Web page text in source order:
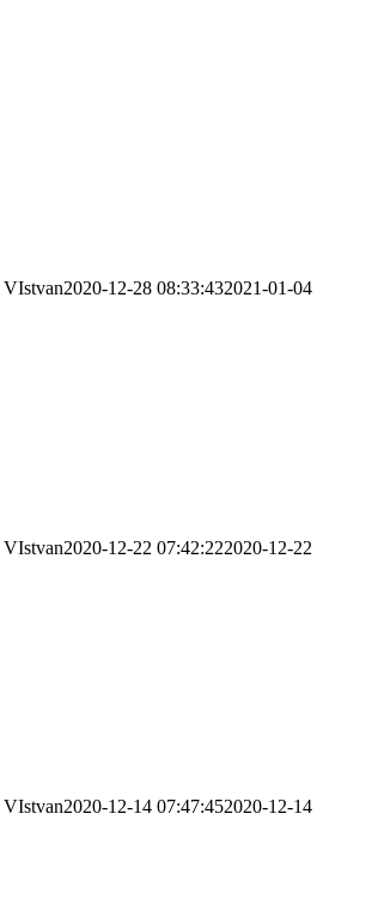
VIstvan2020-12-28 08:33:432021-01-04
VIstvan2020-12-22 07:42:222020-12-22
VIstvan2020-12-14 07:47:452020-12-14